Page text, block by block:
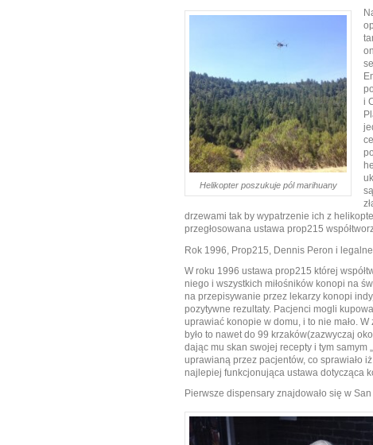
Helikopter poszukuje pól marihuany
i
drzewami tak by wypatrzenie ich z
przegłosowana ustawa prop215
Rok 1996, Prop215, Dennis Peron i
W roku 1996 ustawa prop215 której
niego i wszystkich miłośników konopi na
na przepisywanie przez lekarzy konopi
pozytywne rezultaty. Pacjenci mogli
uprawiać konopie w domu, i to nie mało.
było to nawet do 99 krzaków(zazwyczaj
dając mu skan swojej recepty i tym samym
uprawianą przez pacjentów, co sprawiało
najlepiej funkcjonująca ustawa dotycząca
Pierwsze dispensary znajdowało się w